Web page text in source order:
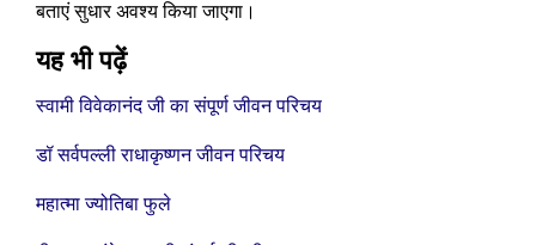
बताएं सुधार अवश्य किया जाएगा।
यह भी पढ़ें
स्वामी विवेकानंद जी का संपूर्ण जीवन परिचय
डॉ सर्वपल्ली राधाकृष्णन जीवन परिचय
महात्मा ज्योतिबा फुले